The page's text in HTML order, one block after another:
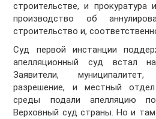
строительстве, и прокуратура
производство об
строительство и,
Суд первой инстанции
апелляционный суд встал
Заявители,
разрешение, и местный
среды подали апелляцию
Верховный суд страны. Но и